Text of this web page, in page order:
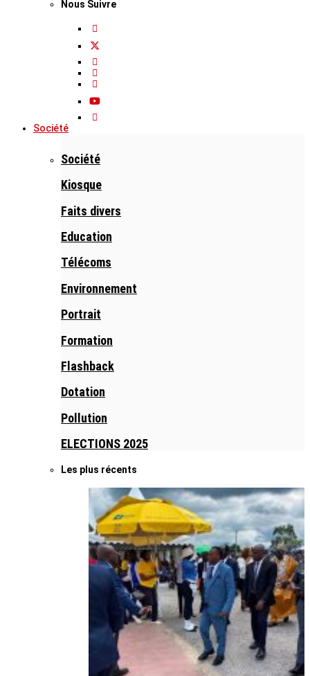
Nous Suivre
Société
Société
Kiosque
Faits divers
Education
Télécoms
Environnement
Portrait
Formation
Flashback
Dotation
Pollution
ELECTIONS 2025
Les plus récents